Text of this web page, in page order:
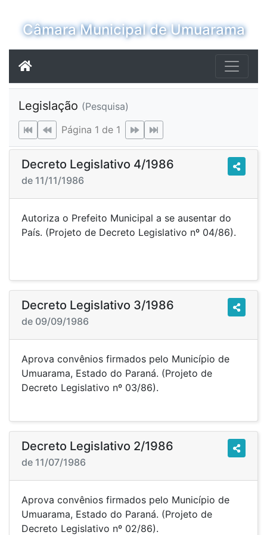
Câmara Municipal de Umuarama
Legislação (Pesquisa)
Página 1 de 1
Decreto Legislativo 4/1986
de 11/11/1986
Autoriza o Prefeito Municipal a se ausentar do
País. (Projeto de Decreto Legislativo nº 04/86).
Decreto Legislativo 3/1986
de 09/09/1986
Aprova convênios firmados pelo Município de
Umuarama, Estado do Paraná. (Projeto de
Decreto Legislativo nº 03/86).
Decreto Legislativo 2/1986
de 11/07/1986
Aprova convênios firmados pelo Município de
Umuarama, Estado do Paraná. (Projeto de
Decreto Legislativo nº 02/86).